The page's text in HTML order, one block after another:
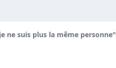
ne suis plus la même personne"